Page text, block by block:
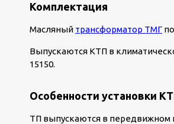
Комплектация
Масляный трансформатор ТМГ
Выпускаются КТП в
15150.
Особенности установки
ТП выпускаются в передвижном